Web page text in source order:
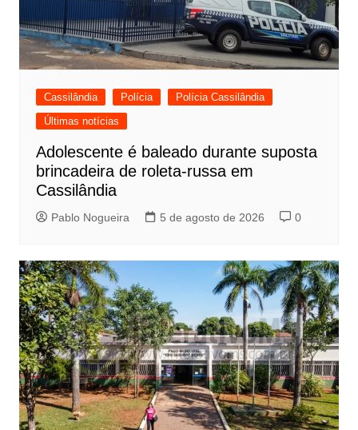
Cassilândia Polícia
Polícia Cassilândia
Últimas notícias
Adolescente é baleado durante suposta
brincadeira de roleta-russa em
Cassilândia
Pablo Nogueira 5 de agosto de 2026 0